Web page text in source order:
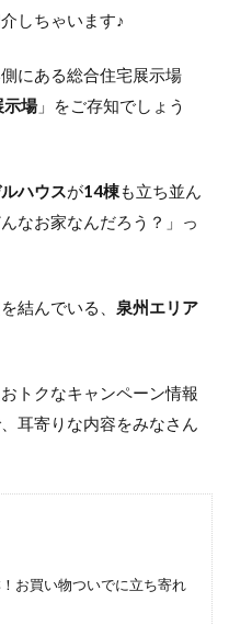
しちゃいます♪
にある総合住宅展示場
示場」をご存知でしょう
ハウスが14棟も立ち並ん
なお家なんだろう？」っ
結んでいる、 泉州エリア
トクなキャンペーン情報
耳寄りな内容をみなさん
お買い物ついでに立ち寄れ